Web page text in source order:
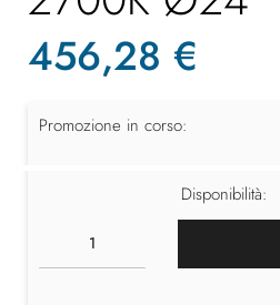
456,28 €
Promozione in corso:
Disponibilità: